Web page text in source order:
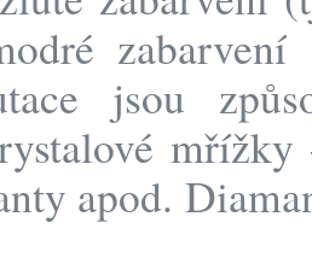
jsou
apod.